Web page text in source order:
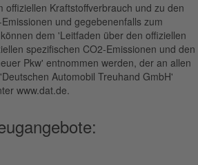
offiziellen Kraftstoffverbrauch und zu den
und gegebenenfalls zum
dem 'Leitfaden über den offiziellen
spezifischen CO2-Emissionen und den
Pkw' entnommen werden, der an allen
Automobil Treuhand GmbH'
www.dat.de.